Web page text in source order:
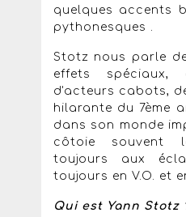
quelques accents
pythonesques .
Stotz nous parle
effets spéciaux,
d'acteurs cabots,
hilarante du 7ème
dans son monde
côtoie souvent
toujours aux
toujours en V.O. et
Qui est Yann Stotz